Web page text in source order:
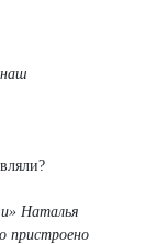
Наталья
пристроено